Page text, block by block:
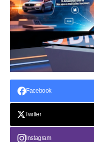
Facebook
Twitter
Instagram